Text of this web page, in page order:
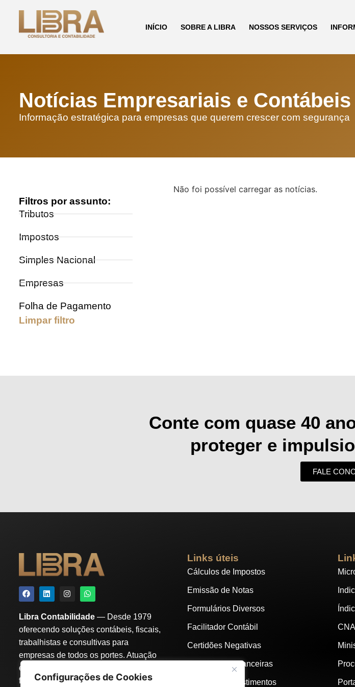
Configurações de Cookies
INÍCIO SOBRE A LIBRA NOSSOS SERVIÇOS
Notícias Empresariais e Contábeis
Informação estratégica para empresas que querem crescer com segurança
Filtros por assunto:
Tributos
Impostos
Simples Nacional
Empresas
Folha de Pagamento
Limpar filtro
Não foi possível carregar as notícias.
Conte com quase 40
proteger e
FALE
Libra Contabilidade— Desde 1979
oferecendo soluções contábeis, fiscais,
trabalhistas e consultivas para
empresas de todos os portes. Atuação
estratégica em
foco em segurança, conformidade e
Links úteis
Cálculos de Impostos
Emissão de Notas
Formulários Diversos
Facilitador Contábil
Certidões Negativas
Instituições Financeiras
Índices de investimentos